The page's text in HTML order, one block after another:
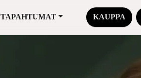
TAPAHTUMAT KAUPPA